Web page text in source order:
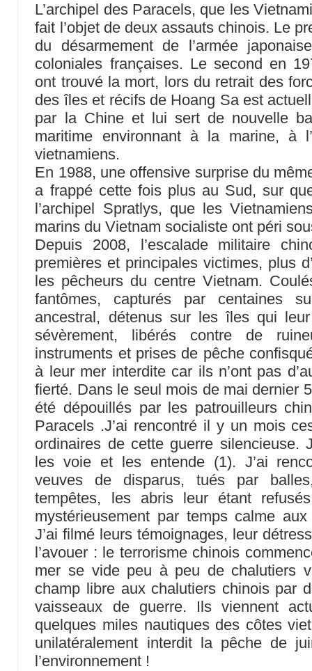
L’archipel des Paracels, que les
fait l’objet de deux assauts chinois. Le
du désarmement de l’armée
coloniales françaises. Le second en
ont trouvé la mort, lors du retrait des
des îles et récifs de Hoang Sa est
par la Chine et lui sert de nouvelle
maritime environnant à la marine, à
vietnamiens.
En 1988, une offensive surprise du
a frappé cette fois plus au Sud, sur
l’archipel Spratlys, que les
marins du Vietnam socialiste ont péri
Depuis 2008, l’escalade militaire
premières et principales victimes, plus
les pêcheurs du centre Vietnam.
fantômes, capturés par centaines
ancestral, détenus sur les îles qui
sévèrement, libérés contre de
instruments et prises de pêche
à leur mer interdite car ils n’ont pas
fierté. Dans le seul mois de mai dernier
été dépouillés par les patrouilleurs
Paracels .J’ai rencontré il y un mois
ordinaires de cette guerre silencieuse.
les voie et les entende (1). J’ai
veuves de disparus, tués par
tempêtes, les abris leur étant
mystérieusement par temps calme
J’ai filmé leurs témoignages, leur
l’avouer : le terrorisme chinois
mer se vide peu à peu de chalutiers
champ libre aux chalutiers chinois par
vaisseaux de guerre. Ils viennent
quelques miles nautiques des côtes
unilatéralement interdit la pêche de
l’environnement !